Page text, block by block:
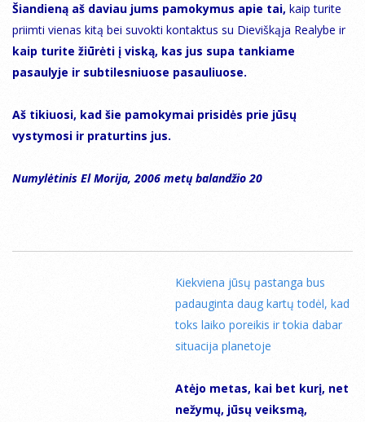
Šiandieną aš daviau jums pamokymus apie tai, kaip turite
priimti vienas kitą bei suvokti kontaktus su Dieviškąja Realybe ir
kaip turite žiūrėti į viską, kas jus supa tankiame
pasaulyje ir subtilesniuose pasauliuose.
Aš tikiuosi, kad šie pamokymai prisidės prie jūsų
vystymosi ir praturtins jus.
Numylėtinis El Morija, 2006 metų balandžio 20
Kiekviena jūsų pastanga bus
padauginta daug kartų todėl, kad
toks laiko poreikis ir tokia dabar
situacija planetoje
Atėjo metas, kai bet kurį, net
nežymų, jūsų veiksmą,